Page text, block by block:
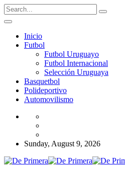
Inicio
Futbol
Futbol Uruguayo
Futbol Internacional
Selección Uruguaya
Basquetbol
Polideportivo
Automovilismo
Sunday, August 9, 2026